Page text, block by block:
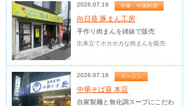
2026.07.19 中華・中国料理
向日葵 豚まん工房
手作り肉まんを姉妹で販売
出来立てホカホカな肉まんを販売
2026.07.18 ラーメン
中華そば葵 本店
自家製麺と無化調スープにこだわ